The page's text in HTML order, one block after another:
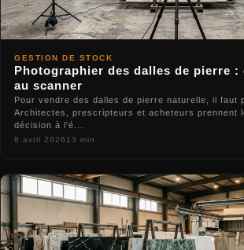
GESTION DE STOCK
Photographier des dalles de pierre :
au scanner
Pour vendre des dalles de pierre naturelle, il faut
Architectes, prescripteurs et acheteurs prennent
décision à l'é...
8 avril 2026 13 min